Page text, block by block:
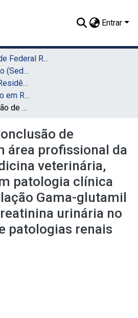
Entrar
01. Universidade Federal Rural de Pernambuco - UFRPE (Sede)
01.2 - Especialização (Sede)
Especialização em Residência Veterinária (Sede)
TCR - Especialização em Residência Veterinária (Sede)
Trabalho de Conclusão de Residência em área profissional da saúde em medicina veterinária, com ênfase em patologia clínica veterinária: relação Gama-glutamil transferase: creatinina urinária no diagnóstico de patologias renais em caninos
de
área profissional da
veterinária,
patologia clínica
Gama-glutamil
urinária no
patologias renais